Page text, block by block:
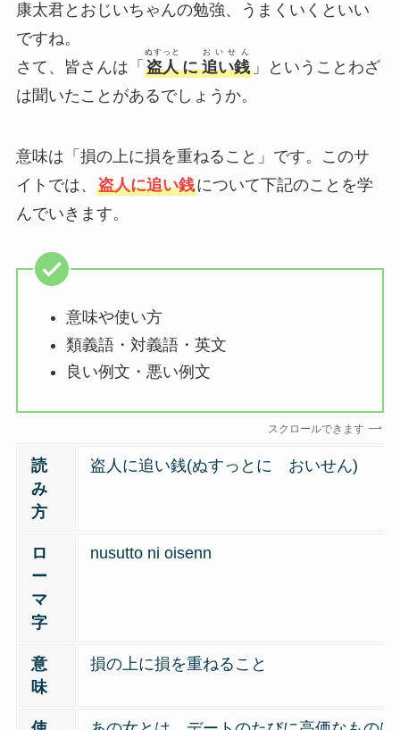
康太君とおじいちゃんの勉強、うまくいくといい
ですね。
さて、皆さんは「 盗人
ぬすっと
に 追い銭
おいせん
」ということわざ
は聞いたことがあるでしょうか。
意味は「損の上に損を重ねること」です。このサ
イトでは、 盗人に追い銭について下記のことを学
んでいきます。
意味や使い方
類義語・対義語・英文
良い例文・悪い例文
スクロールできます
読
み
方
盗人に追い銭(ぬすっとに おいせん)
ロ
ー
マ
字
nusutto ni oisenn
意
味
損の上に損を重ねること